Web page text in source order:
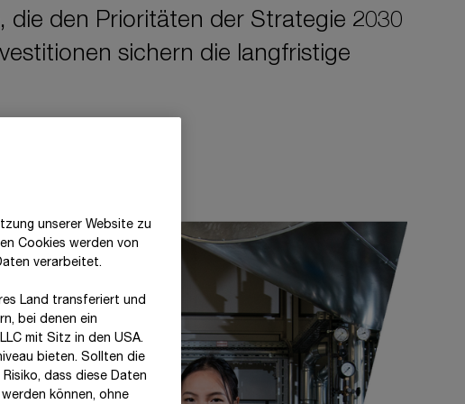
den Prioritäten der Strategie 2030
sichern die langfristige
unserer Website zu
Cookies werden von
verarbeitet.
Land transferiert und
bei denen ein
mit Sitz in den USA.
bieten. Sollten die
dass diese Daten
können, ohne